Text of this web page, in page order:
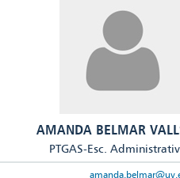
AMANDA BELMAR
PTGAS-Esc.